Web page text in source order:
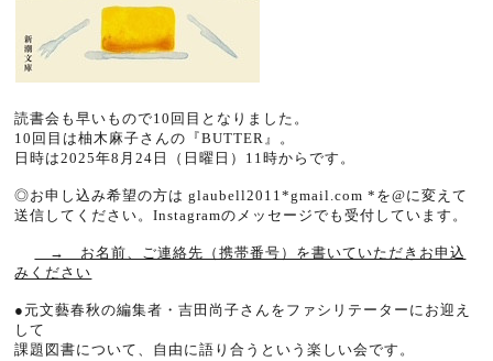
読書会も早いもので10回目となりました。
10回目は柚木麻子さんの『BUTTER』。
日時は2025年8月24日（日曜日） 11時からです。
◎お申し込み希望の方は glaubell2011*gmail.com *を@に変えて
送信してください。Instagramのメッセージでも受付しています。
→ お名前、ご連絡先（携帯番号）を書いていただきお申込
みください
●元文藝春秋の編集者・吉田尚子さんをファシリテーターにお迎え
して
課題図書について、自由に語り合うという楽しい会です。